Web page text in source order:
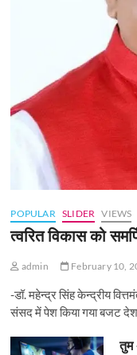
POPULAR SLIDER VIEWS
त्वरित विकास को
admin February 10,
-डॉ. महेन्द्र सिंह केन्द्रीय
संसद में पेश किया गया बजट देश
तुम